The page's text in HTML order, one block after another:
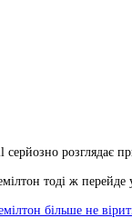
розглядає
тоді ж перейде
більше не